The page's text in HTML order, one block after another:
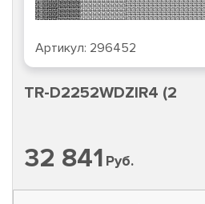
Артикул: 296452
TR-D2252WDZIR4 (2
32 841 Руб.